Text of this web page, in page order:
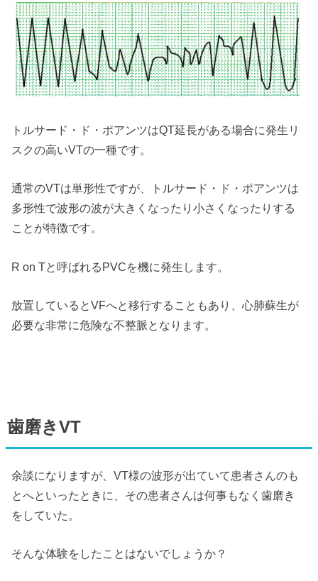
トルサード・ド・ポアンツはQT延長がある場合に発生リ
スクの高いVTの一種です。
通常のVTは単形性ですが、トルサード・ド・ポアンツは
多形性で波形の波が大きくなったり小さくなったりする
ことが特徴です。
R on Tと呼ばれるPVCを機に発生します。
放置しているとVFへと移行することもあり、心肺蘇生が
必要な非常に危険な不整脈となります。
歯磨きVT
余談になりますが、VT様の波形が出ていて患者さんのも
とへといったときに、その患者さんは何事もなく歯磨き
をしていた。
そんな体験をしたことはないでしょうか？